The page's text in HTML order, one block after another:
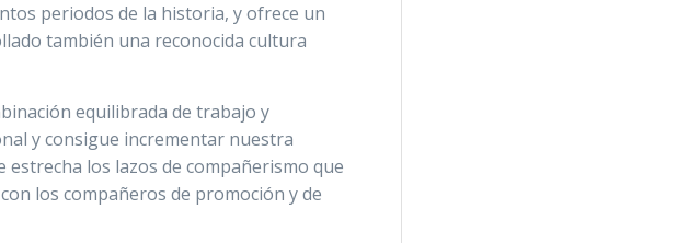
periodos de la historia, y ofrece un
también una reconocida cultura
equilibrada de trabajo y
y consigue incrementar nuestra
los lazos de compañerismo que
los compañeros de promoción y de